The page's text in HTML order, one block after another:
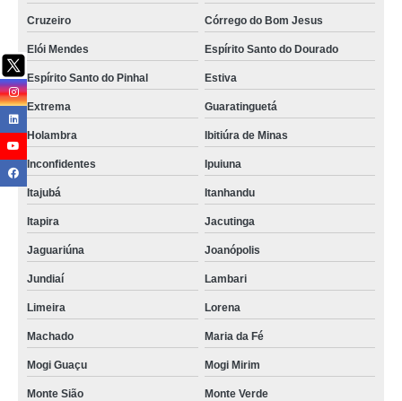
Cruzeiro Córrego do Bom Jesus
Elói Mendes Espírito Santo do Dourado
Espírito Santo do Pinhal Estiva
Extrema Guaratinguetá
Holambra Ibitiúra de Minas
Inconfidentes Ipuiuna
Itajubá Itanhandu
Itapira Jacutinga
Jaguariúna Joanópolis
Jundiaí Lambari
Limeira Lorena
Machado Maria da Fé
Mogi Guaçu Mogi Mirim
Monte Sião Monte Verde